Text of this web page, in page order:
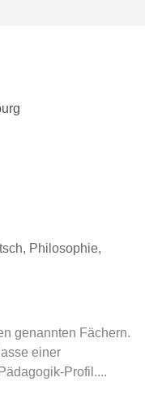
Philosophie,
genannten Fächern.
einer
Profil....